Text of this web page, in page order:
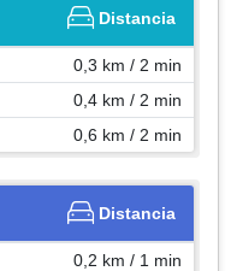
Distancia
0,3 km / 2 min
0,4 km / 2 min
0,6 km / 2 min
Distancia
0,2 km / 1 min